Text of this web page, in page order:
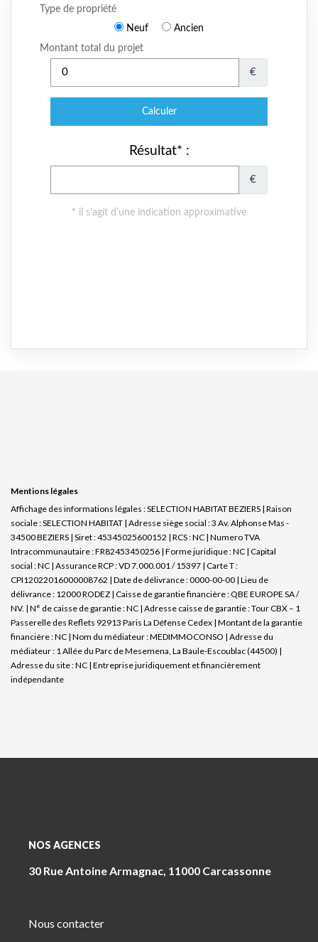
Mentions légales
Affichage des informations légales : SELECTION HABITAT BEZIERS | Raison
sociale : SELECTION HABITAT | Adresse siège social : 3 Av. Alphonse Mas -
34500 BEZIERS | Siret : 45345025600152 | RCS : NC | Numero TVA
Intracommunautaire : FR82453450256 | Forme juridique : NC | Capital
social : NC | Assurance RCP : VD 7.000.001 / 15397 | Carte T :
CPI12022016000008762 | Date de délivrance : 0000-00-00 | Lieu de
délivrance : 12000 RODEZ | Caisse de garantie financière : QBE EUROPE SA /
NV. | N° de caisse de garantie : NC | Adresse caisse de garantie : Tour CBX – 1
Passerelle des Reflets 92913 Paris La Défense Cedex | Montant de la garantie
financière : NC | Nom du médiateur : MEDIMMOCONSO | Adresse du
médiateur : 1 Allée du Parc de Mesemena, La Baule-Escoublac (44500) |
Adresse du site : NC | Entreprise juridiquement et financièrement
indépendante
NOS AGENCES
30 Rue Antoine Armagnac, 11000 Carcassonne
Nous contacter